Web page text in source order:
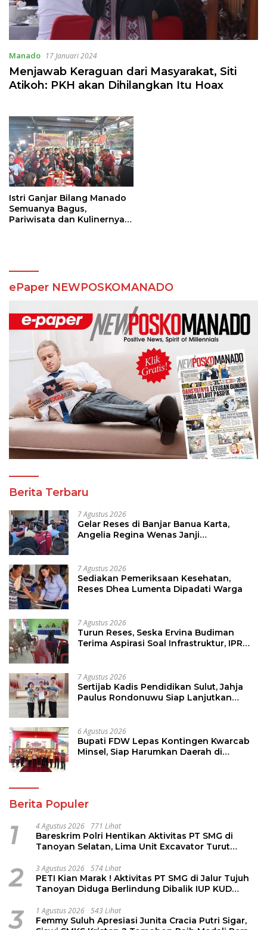
Manado 17 Januari 2024
Menjawab Keraguan dari Masyarakat, Siti
Atikoh: PKH akan Dihilangkan Itu Hoax
Istri Ganjar Bilang Manado
Semuanya Bagus,
Pariwisata dan Kulinernya
ePaper NEWPOSKOMANADO
Berita Terbaru
7 Agustus 2026
Gelar Reses di Banjar Banua Karta,
Angelia Regina Wenas Janji
7 Agustus 2026
Sediakan Pemeriksaan Kesehatan,
Reses Dhea Lumenta Dipadati Warga
7 Agustus 2026
Turun Reses, Seska Ervina Budiman
Terima Aspirasi Soal Infrastruktur, IPR
7 Agustus 2026
Sertijab Kadis Pendidikan Sulut, Jahja
Paulus Rondonuwu Siap Lanjutkan
6 Agustus 2026
Bupati FDW Lepas Kontingen Kwarcab
Minsel, Siap Harumkan Daerah di
Berita Populer
1 4 Agustus 2026 771 Lihat
Bareskrim Polri Hentikan Aktivitas PT SMG di
Tanoyan Selatan, Lima Unit Excavator Turut
2 3 Agustus 2026 574 Lihat
PETI Kian Marak ! Aktivitas PT SMG di Jalur Tujuh
Tanoyan Diduga Berlindung Dibalik IUP KUD
3 1 Agustus 2026 543 Lihat
Femmy Suluh Apresiasi Junita Cracia Putri Sigar,